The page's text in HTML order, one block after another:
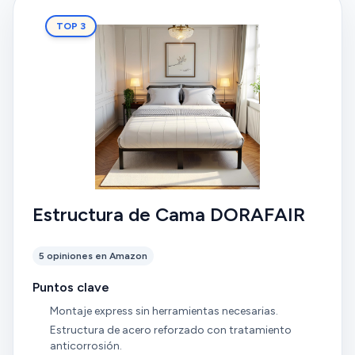
sin esfuerzo claro está con los colchones puestos .
TOP 3
Estructura de Cama DORAFAIR
5 opiniones en Amazon
Puntos clave
Montaje express sin herramientas necesarias.
Estructura de acero reforzado con tratamiento
anticorrosión.